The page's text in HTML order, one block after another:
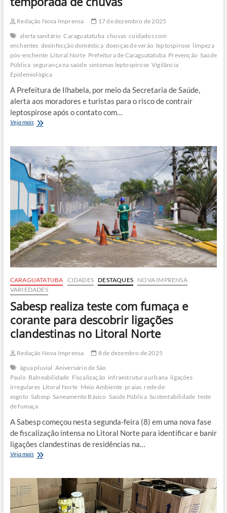
Redação Nova Imprensa
17 de dezembro de 2025
alerta sanitário Caraguatatuba chuvas cuidados com
enchentes desinfecção doméstica doenças de verão leptospirose limpeza
pós-enchente Litoral Norte Prefeitura de Caraguatatuba Prevenção Saúde
Pública segurança na saúde sintomas leptospirose Vigilância
Epidemiológica
A Prefeitura de Ilhabela, por meio da Secretaria de Saúde,
alerta aos moradores e turistas para o risco de contrair
leptospirose após o contato com…
Veja maisPrefeituras
a
leptospirose
com
chegada
da
temporada
de
chuvas
CARAGUATATUBA CIDADES DESTAQUES
NOVA IMPRENSA
VARIEDADES
Sabesp realiza teste com fumaça e
corante para descobrir ligações
clandestinas no Litoral Norte
Redação Nova Imprensa
8 de dezembro de 2025
água pluvial Aniversário de São
Paulo Balneabilidade Fiscalização infraestrutura urbana ligações
irregulares Litoral Norte Meio Ambiente praias rede de
esgoto Sabesp Saneamento Básico Saúde Pública Sustentabilidade teste
de fumaça
A Sabesp começou nesta segunda-feira (8) em uma nova fase
de fiscalização intensa no Litoral Norte para identificar e banir
ligações clandestinas de residências na…
Veja maisSabesp
com
fumaça
corante